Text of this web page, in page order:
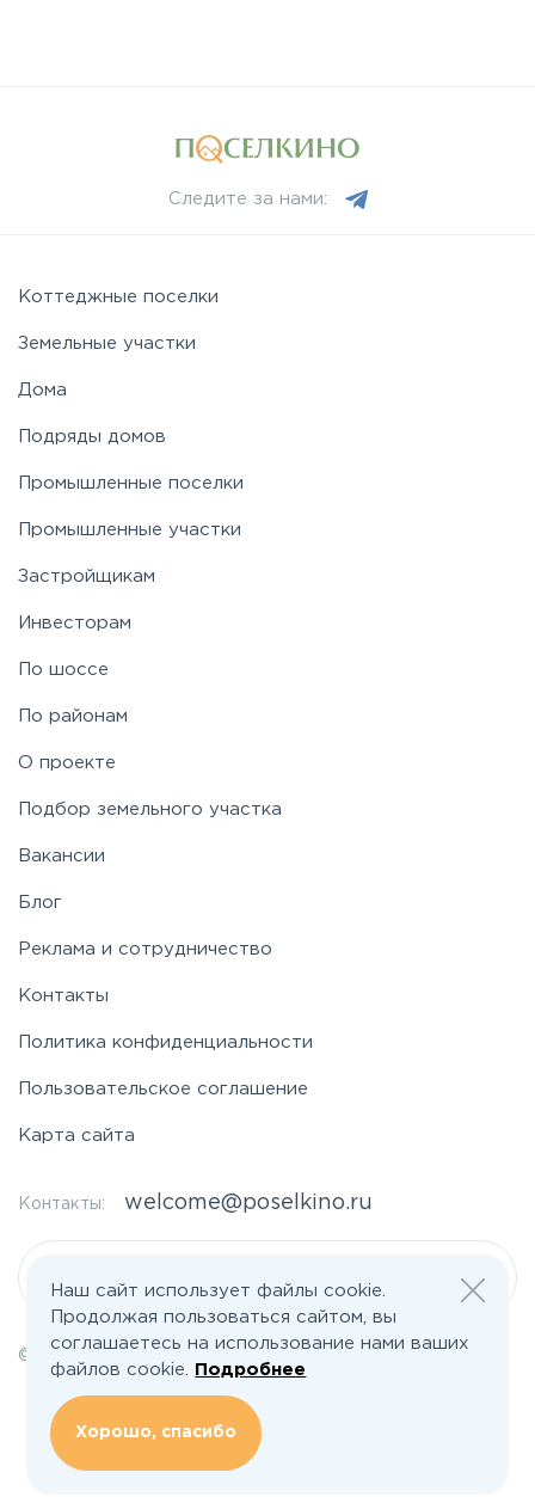
Следите за нами:
Коттеджные поселки
Земельные участки
Дома
Подряды домов
Промышленные поселки
Промышленные участки
Застройщикам
Инвесторам
По шоссе
По районам
О проекте
Подбор земельного участка
Вакансии
Блог
Реклама и сотрудничество
Контакты
Политика конфиденциальности
Пользовательское соглашение
Карта сайта
Контакты: welcome@poselkino.ru
© 2026 Все права защищены | poselkino.ru
ИП Маслов Дмитрий Валерьевич
ИНН 503406273833
+79647266008
142613, Московская область, Орехово-Зуево, ул. Северная, д.14, кв.145
Наш сайт использует файлы cookie.
Продолжая пользоваться сайтом, вы
соглашаетесь на использование нами ваших
файлов cookie.
Подробнее
Хорошо, спасибо